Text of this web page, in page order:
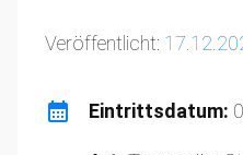
Veröffentlicht:
Eintrittsdatum: